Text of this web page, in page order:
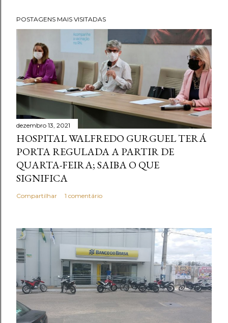
POSTAGENS MAIS VISITADAS
dezembro 13, 2021
HOSPITAL WALFREDO GURGUEL TERÁ
PORTA REGULADA A PARTIR DE
QUARTA-FEIRA; SAIBA O QUE
SIGNIFICA
Compartilhar 1 comentário